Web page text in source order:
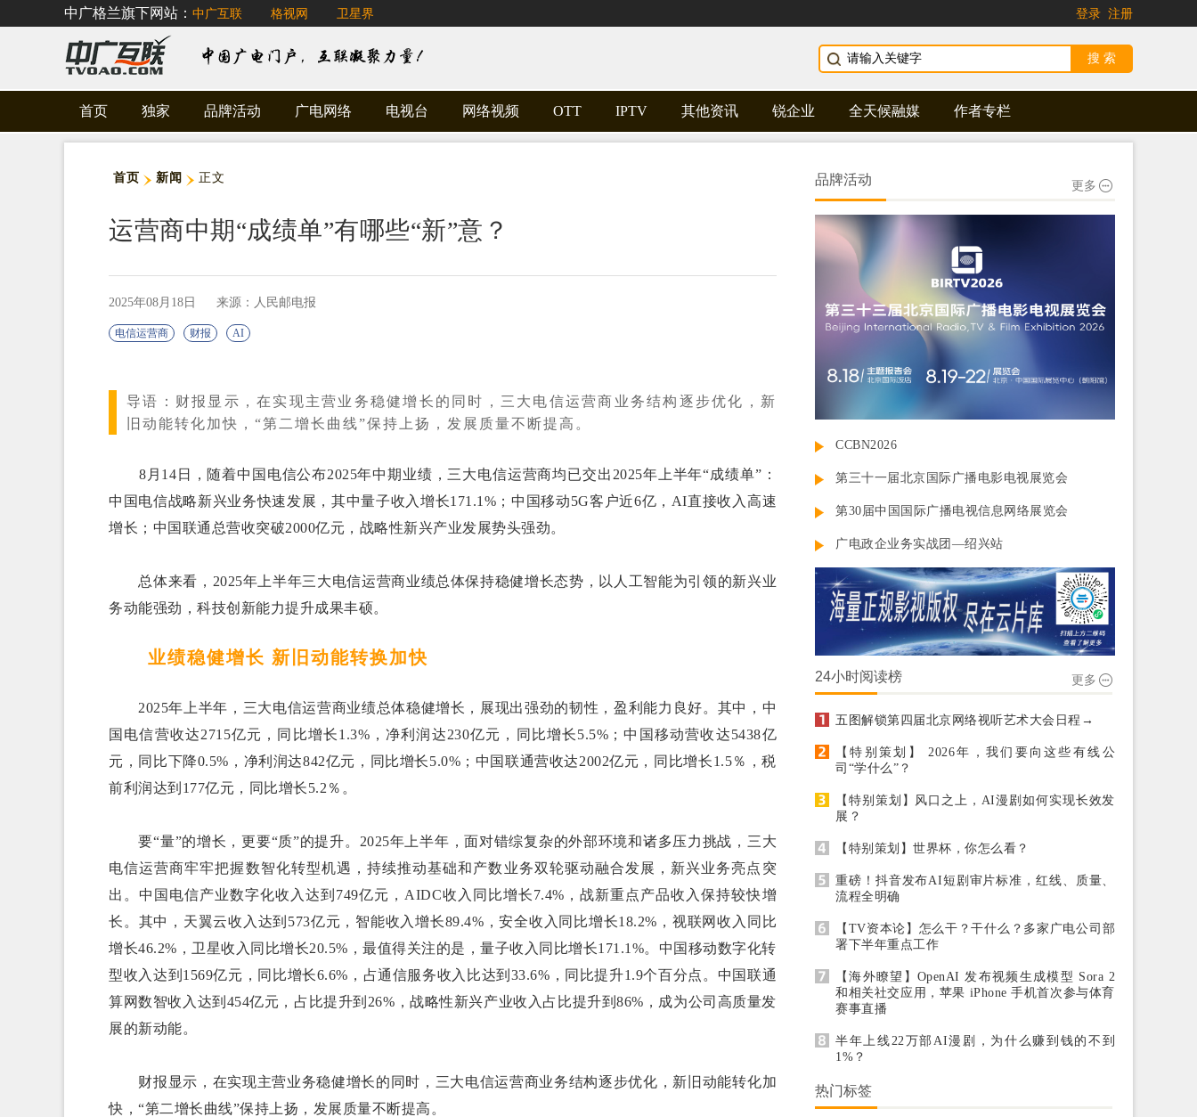
中广格兰旗下网站： 中广互联 格视网 卫星界 登录 注册
首页 独家 品牌活动 广电网络 电视台 网络视频 OTT IPTV 其他资讯 锐企业 全天候融媒 作者专栏
首页 新闻 正文
运营商中期“成绩单”有哪些“新”意？
2025年08月18日 来源：人民邮电报
电信运营商 财报 AI
导语： 财报显示，在实现主营业务稳健增长的同时，三大电信运营商业务结构逐步优化，新
旧动能转化加快，“第二增长曲线”保持上扬，发展质量不断提高。
8月14日，随着中国电信公布2025年中期业绩，三大电信运营商均已交出2025年上半年“成绩单”：
中国电信战略新兴业务快速发展，其中量子收入增长171.1%；中国移动5G客户近6亿，AI直接收入高速
增长；中国联通总营收突破2000亿元，战略性新兴产业发展势头强劲。
总体来看，2025年上半年三大电信运营商业绩总体保持稳健增长态势，以人工智能为引领的新兴业
务动能强劲，科技创新能力提升成果丰硕。
业绩稳健增长 新旧动能转换加快
2025年上半年，三大电信运营商业绩总体稳健增长，展现出强劲的韧性，盈利能力良好。其中，中
国电信营收达2715亿元，同比增长1.3%，净利润达230亿元，同比增长5.5%；中国移动营收达5438亿
元，同比下降0.5%，净利润达842亿元，同比增长5.0%；中国联通营收达2002亿元，同比增长1.5％，税
前利润达到177亿元，同比增长5.2％。
要“量”的增长，更要“质”的提升。2025年上半年，面对错综复杂的外部环境和诸多压力挑战，三大
电信运营商牢牢把握数智化转型机遇，持续推动基础和产数业务双轮驱动融合发展，新兴业务亮点突
出。中国电信产业数字化收入达到749亿元，AIDC收入同比增长7.4%，战新重点产品收入保持较快增
长。其中，天翼云收入达到573亿元，智能收入增长89.4%，安全收入同比增长18.2%，视联网收入同比
增长46.2%，卫星收入同比增长20.5%，最值得关注的是，量子收入同比增长171.1%。中国移动数字化转
型收入达到1569亿元，同比增长6.6%，占通信服务收入比达到33.6%，同比提升1.9个百分点。中国联通
算网数智收入达到454亿元，占比提升到26%，战略性新兴产业收入占比提升到86%，成为公司高质量发
展的新动能。
财报显示，在实现主营业务稳健增长的同时，三大电信运营商业务结构逐步优化，新旧动能转化加
快，“第二增长曲线”保持上扬，发展质量不断提高。
品牌活动 更多
CCBN2026
第三十一届北京国际广播电影电视展览会
第30届中国国际广播电视信息网络展览会
广电政企业务实战团—绍兴站
24小时阅读榜 更多
五图解锁第四届北京网络视听艺术大会日程→
【特别策划】 2026年，我们要向这些有线公
司“学什么”？
【特别策划】风口之上，AI漫剧如何实现长效发
展？
【特别策划】世界杯，你怎么看？
重磅！抖音发布AI短剧审片标准，红线、质量、
流程全明确
【TV资本论】怎么干？干什么？多家广电公司部
署下半年重点工作
【海外瞭望】OpenAI 发布视频生成模型 Sora 2
和相关社交应用，苹果 iPhone 手机首次参与体育
赛事直播
半年上线22万部AI漫剧，为什么赚到钱的不到
1%？
热门标签